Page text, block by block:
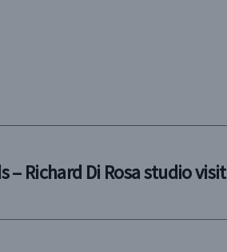
– Richard Di Rosa studio visit